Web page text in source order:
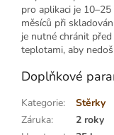
pro aplikaci je
měsíců při
je nutné chránit
teplotami, aby
Doplňkové
Kategorie:
Stěrky
Záruka:
2 roky